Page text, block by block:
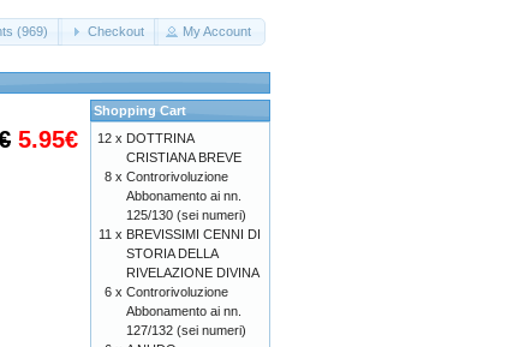
(969) Checkout My Account
5.95€
Shopping Cart
12 x DOTTRINA
CRISTIANA BREVE
8 x Controrivoluzione
Abbonamento ai nn.
125/130 (sei numeri)
11 x BREVISSIMI CENNI DI
STORIA DELLA
RIVELAZIONE DIVINA
6 x Controrivoluzione
Abbonamento ai nn.
127/132 (sei numeri)